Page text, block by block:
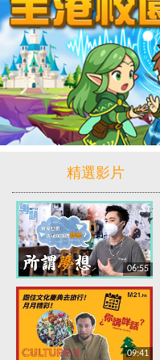
精選影片
06:55
09:41